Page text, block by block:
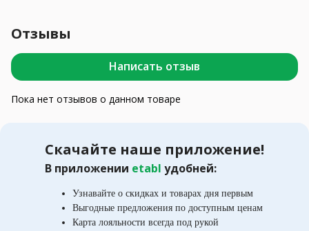
Отзывы
Написать отзыв
Пока нет отзывов о данном товаре
Скачайте наше приложение!
В приложении etabl удобней:
Узнавайте о скидках и товарах дня первым
Выгодные предложения по доступным ценам
Карта лояльности всегда под рукой